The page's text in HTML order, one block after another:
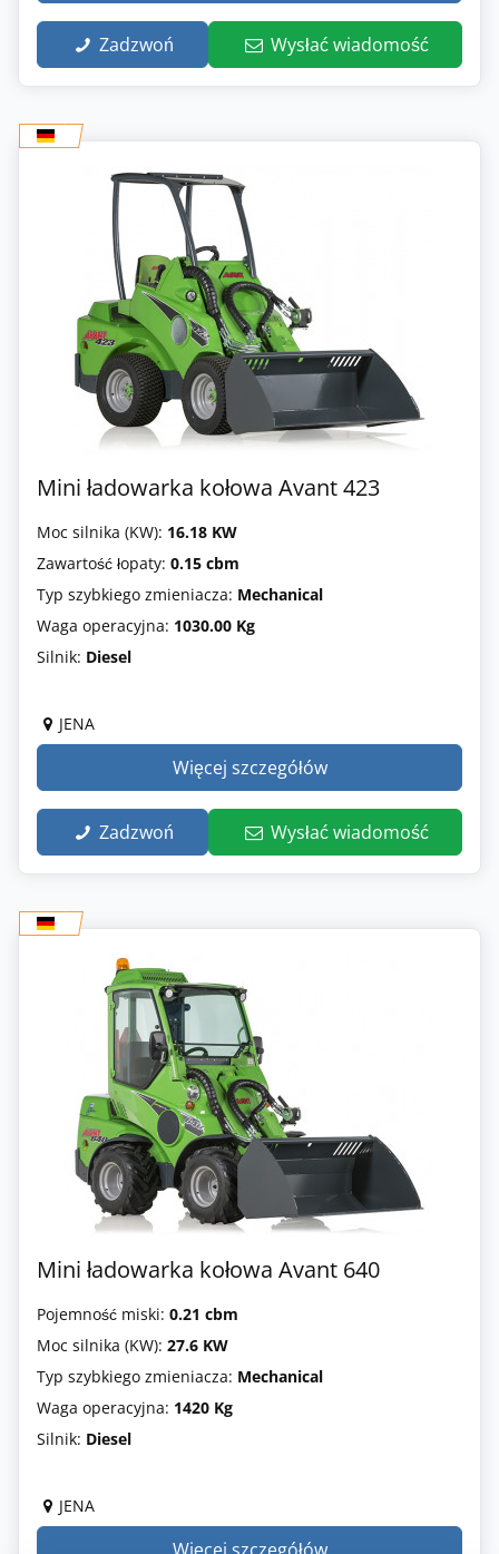
Zadzwoń Wysłać wiadomość
Mini ładowarka kołowa Avant 423
Moc silnika (KW): 16.18 KW
Zawartość łopaty: 0.15 cbm
Typ szybkiego zmieniacza: Mechanical
Waga operacyjna: 1030.00 Kg
Silnik: Diesel
JENA
Więcej szczegółów
Zadzwoń Wysłać wiadomość
Mini ładowarka kołowa Avant 640
Pojemność miski: 0.21 cbm
Moc silnika (KW): 27.6 KW
Typ szybkiego zmieniacza: Mechanical
Waga operacyjna: 1420 Kg
Silnik: Diesel
JENA